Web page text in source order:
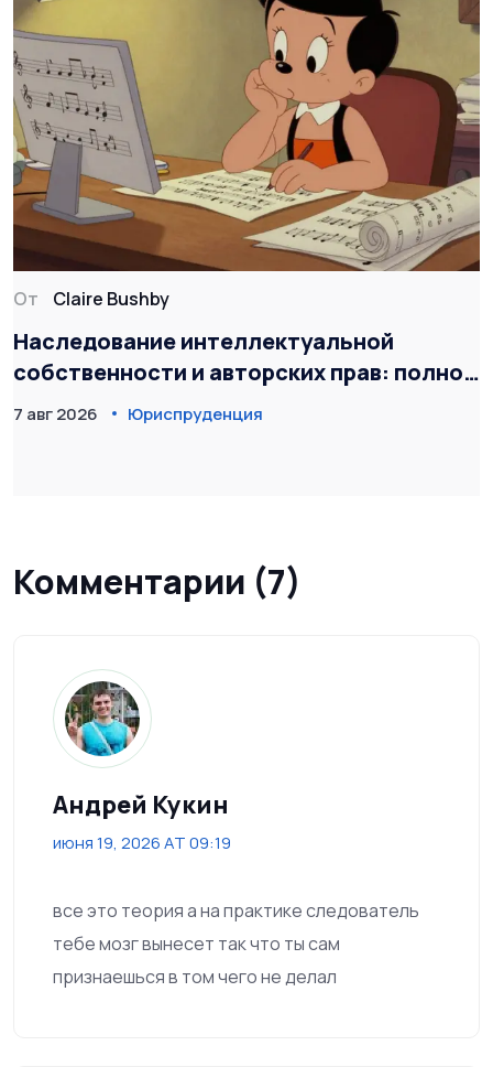
От Claire Bushby
Наследование интеллектуальной
собственности и авторских прав: полное
руководство
7 авг 2026 Юриспруденция
Комментарии (7)
Андрей Кукин
июня 19, 2026 AT 09:19
все это теория а на практике следователь
тебе мозг вынесет так что ты сам
признаешься в том чего не делал